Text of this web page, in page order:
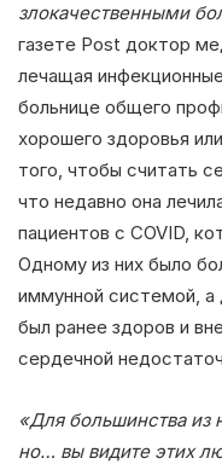
злокачественными
газете Post доктор
лечащая
больнице общего
хорошего здоровья
того, чтобы считать
что недавно она
пациентов с COVID,
Одному из них было
иммунной системой, а
был ранее здоров и
сердечной
«Для большинства из
но… вы видите этих